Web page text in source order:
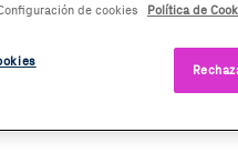
de cookies
Política de